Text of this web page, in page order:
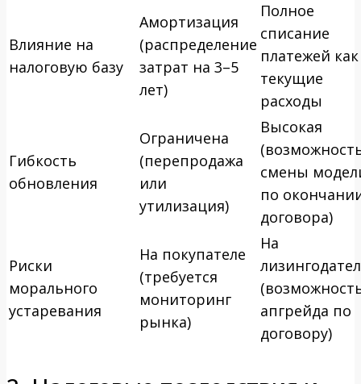
Влияние на
налоговую базу
Амортизация
(распределение
затрат на 3–5
лет)
Полное
списание
платежей как
текущие
расходы
Гибкость
обновления
Ограничена
(перепродажа
или
утилизация)
Высокая
смены
по
договора)
Риски
морального
устаревания
На покупателе
(требуется
мониторинг
рынка)
На
апгрейда по
договору)